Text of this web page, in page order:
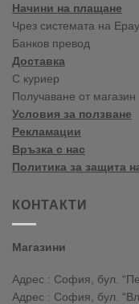
Начини на плащане
Чрез системата на
Банков превод
Доставка
С куриер
Получаване от магазин
Условия за ползване
Рекламации
Връзка с нас
Политика за защита
КОНТАКТИ
Магазини
Адрес : София, бул.
Адрес : София, бул.